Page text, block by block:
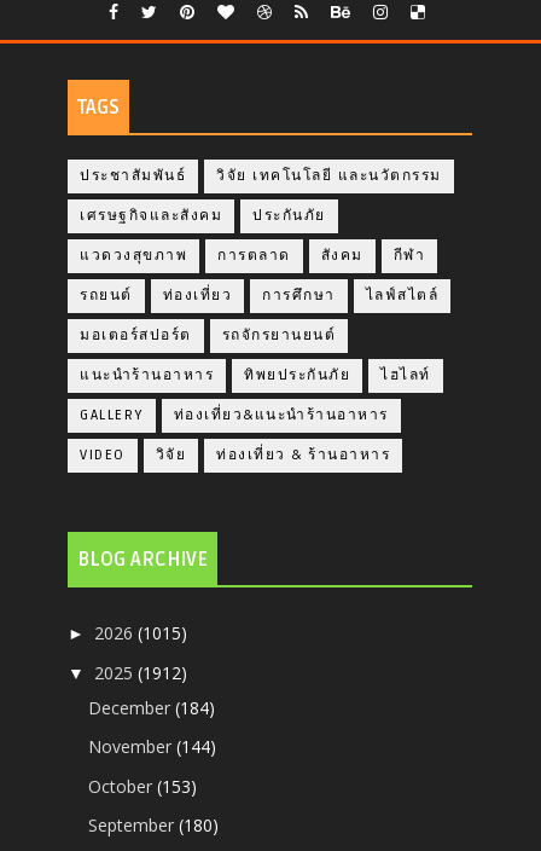
TAGS
ประชาสัมพันธ์ วิจัย เทคโนโลยี และนวัตกรรม
เศรษฐกิจและสังคม ประกันภัย
แวดวงสุขภาพ การตลาด สังคม กีฬา
รถยนต์ ท่องเที่ยว การศึกษา ไลฟ์สไตล์
มอเตอร์สปอร์ต รถจักรยานยนต์
แนะนำร้านอาหาร ทิพยประกันภัย ไฮไลท์
GALLERY ท่องเที่ยว&แนะนำร้านอาหาร
VIDEO วิจัย ท่องเที่ยว & ร้านอาหาร
BLOG ARCHIVE
► 2026(1015)
▼ 2025(1912)
December(184)
November(144)
October(153)
September(180)